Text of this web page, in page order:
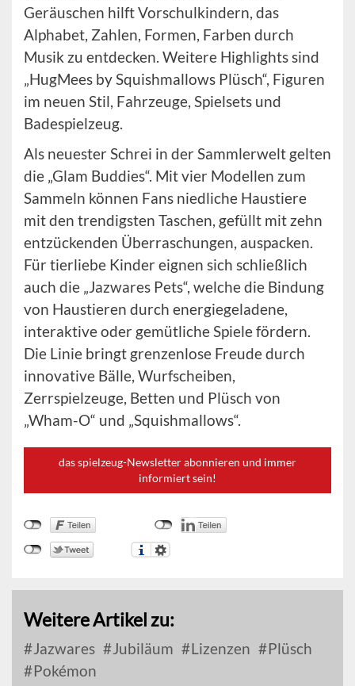
Geräuschen hilft Vorschulkindern, das
Alphabet, Zahlen, Formen, Farben durch
Musik zu entdecken. Weitere Highlights sind
„HugMees by Squishmallows Plüsch“, Figuren
im neuen Stil, Fahrzeuge, Spielsets und
Badespielzeug.
Als neuester Schrei in der Sammlerwelt gelten
die „Glam Buddies“. Mit vier Modellen zum
Sammeln können Fans niedliche Haustiere
mit den trendigsten Taschen, gefüllt mit zehn
entzückenden Überraschungen, auspacken.
Für tierliebe Kinder eignen sich schließlich
auch die „Jazwares Pets“, welche die Bindung
von Haustieren durch energiegeladene,
interaktive oder gemütliche Spiele fördern.
Die Linie bringt grenzenlose Freude durch
innovative Bälle, Wurfscheiben,
Zerrspielzeuge, Betten und Plüsch von
„Wham-O“ und „Squishmallows“.
das spielzeug-Newsletter abonnieren und immer
informiert sein!
Weitere Artikel zu:
Jazwares Jubiläum Lizenzen
Plüsch
Pokémon